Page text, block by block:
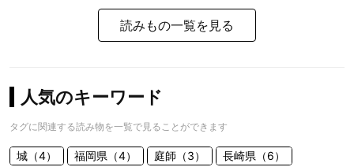
読みもの一覧を見る
人気のキーワード
タグに関連する読み物を一覧で見ることができます
城（4） 福岡県（4） 庭師（3）
長崎県（6）